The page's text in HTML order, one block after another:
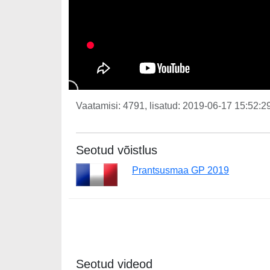
Vaatamisi: 4791, lisatud: 2019-06-17
Seotud võistlus
Prantsusmaa GP 2019
Seotud videod